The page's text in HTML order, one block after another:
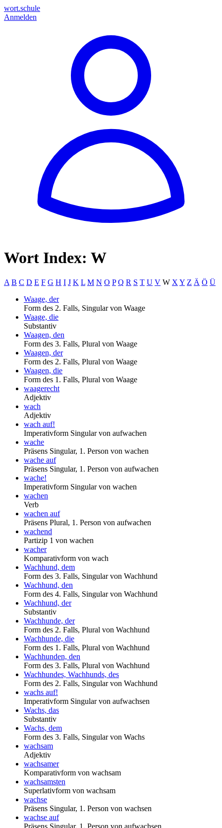
wort.schule
Anmelden
Wort Index: W
A B C D E F G H I J K L M N O P Q R S T U V W X Y Z Ä Ö Ü
Waage, der
Form des 2. Falls, Singular von Waage
Waage, die
Substantiv
Waagen, den
Form des 3. Falls, Plural von Waage
Waagen, der
Form des 2. Falls, Plural von Waage
Waagen, die
Form des 1. Falls, Plural von Waage
waagerecht
Adjektiv
wach
Adjektiv
wach auf!
Imperativform Singular von aufwachen
wache
Präsens Singular, 1. Person von wachen
wache auf
Präsens Singular, 1. Person von aufwachen
wache!
Imperativform Singular von wachen
wachen
Verb
wachen auf
Präsens Plural, 1. Person von aufwachen
wachend
Partizip 1 von wachen
wacher
Komparativform von wach
Wachhund, dem
Form des 3. Falls, Singular von Wachhund
Wachhund, den
Form des 4. Falls, Singular von Wachhund
Wachhund, der
Substantiv
Wachhunde, der
Form des 2. Falls, Plural von Wachhund
Wachhunde, die
Form des 1. Falls, Plural von Wachhund
Wachhunden, den
Form des 3. Falls, Plural von Wachhund
Wachhundes, Wachhunds, des
Form des 2. Falls, Singular von Wachhund
wachs auf!
Imperativform Singular von aufwachsen
Wachs, das
Substantiv
Wachs, dem
Form des 3. Falls, Singular von Wachs
wachsam
Adjektiv
wachsamer
Komparativform von wachsam
wachsamsten
Superlativform von wachsam
wachse
Präsens Singular, 1. Person von wachsen
wachse auf
Präsens Singular, 1. Person von aufwachsen